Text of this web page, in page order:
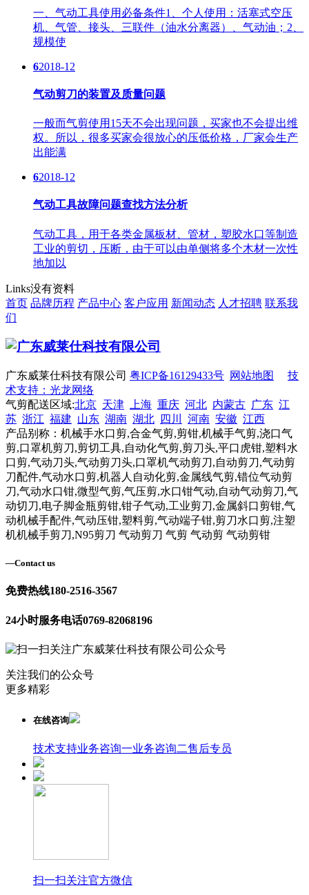
一、气动工具使用必备条件1、个人使用：活塞式空压
机、气管、接头、三联件（油水分离器）、气动油；2、
规模使
62018-12
气动剪刀的装置及质量问题
一般而气剪使用15天不会出现问题，买家也不会提出维
权。所以，很多买家会很放心的压低价格，厂家会生产
出能满
62018-12
气动工具故障问题查找方法分析
气动工具，用于各类金属板材、管材，塑胶水口等制造
工业的剪切，压断，由于可以由单侧将多个木材一次性
地加以
Links没有资料
首页 品牌历程 产品中心 客户应用 新闻动态 人才招聘 联系我
们
广东威莱仕科技有限公司 粤ICP备16129433号 网站地图
技
术支持：光龙网络
气剪配送区域:北京 天津 上海 重庆 河北 内蒙古 广东 江
苏 浙江 福建 山东 湖南 湖北 四川 河南 安徽 江西
产品别称：机械手水口剪,合金气剪,剪钳,机械手气剪,浇口气
剪,口罩机剪刀,剪切工具,自动化气剪,剪刀头,平口虎钳,塑料水
口剪,气动刀头,气动剪刀头,口罩机气动剪刀,自动剪刀,气动剪
刀配件,气动水口剪,机器人自动化剪,金属线气剪,错位气动剪
刀,气动水口钳,微型气剪,气压剪,水口钳气动,自动气动剪刀,气
动切刀,电子脚金瓶剪钳,钳子气动,工业剪刀,金属斜口剪钳,气
动机械手配件,气动压钳,塑料剪,气动端子钳,剪刀水口剪,注塑
机机械手剪刀,N95剪刀 气动剪刀 气剪 气动剪 气动剪钳
—Contact us
免费热线180-2516-3567
24小时服务电话0769-82068196
关注我们的公众号
更多精彩
在线咨询
技术支持业务咨询一业务咨询二售后专员
扫一扫关注官方微信